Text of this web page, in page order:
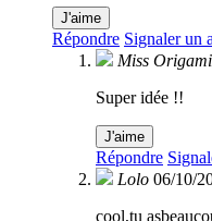
J'aime
Répondre Signaler un
Miss Origami
Super idée !!
J'aime
Répondre
Lolo 06/10/
cool,tu